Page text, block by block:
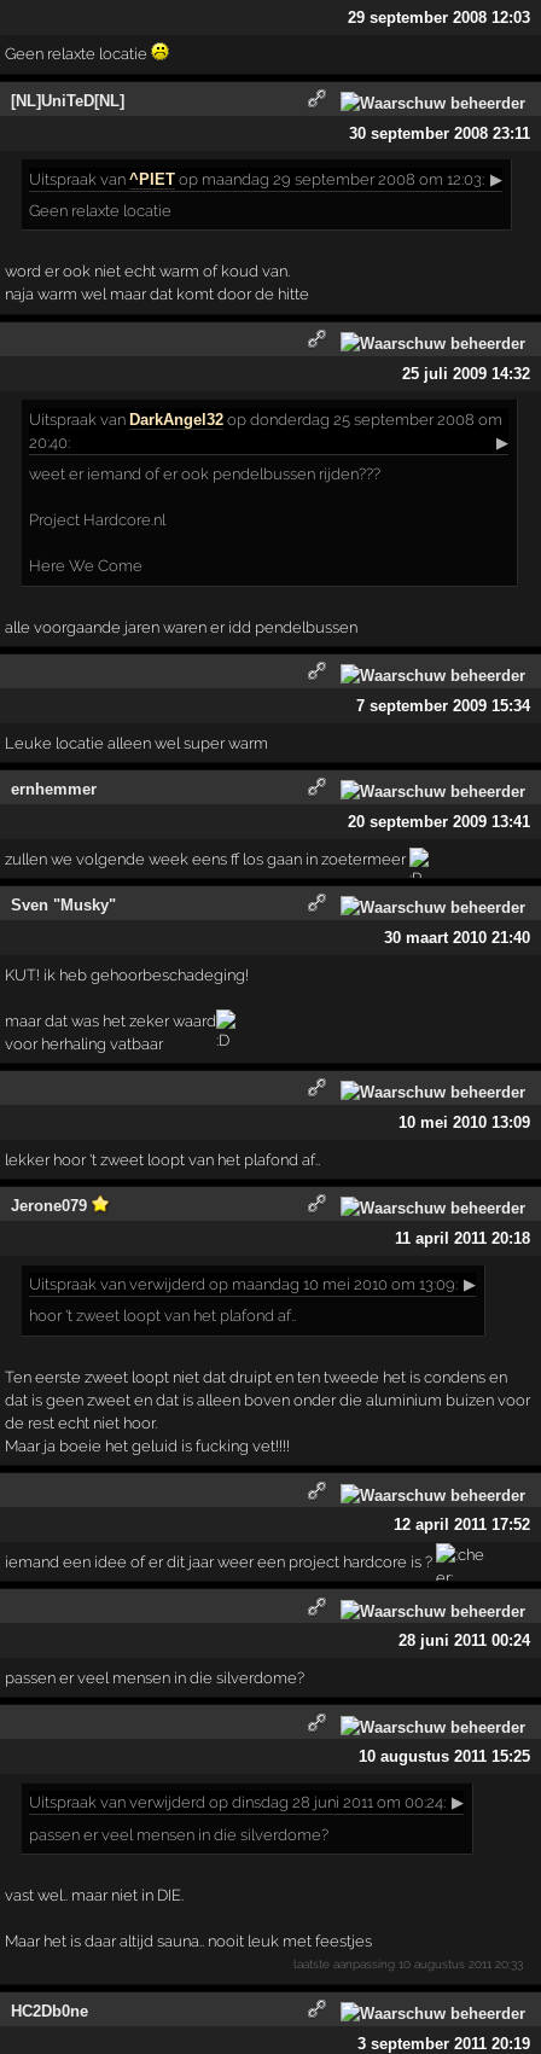
29 september 2008 12:03
Geen relaxte locatie
[NL]UniTeD[NL]
30 september 2008 23:11
Uitspraak van^PIET op maandag 29 september 2008 om 12:03: ▶
Geen relaxte locatie
word er ook niet echt warm of koud van.
naja warm wel maar dat komt door de hitte
25 juli 2009 14:32
Uitspraak van DarkAngel32 op donderdag 25 september 2008 om
20:40:
▶
weet er iemand of er ook pendelbussen rijden???
Project Hardcore.nl
Here We Come
alle voorgaande jaren waren er idd pendelbussen
7 september 2009 15:34
Leuke locatie alleen wel super warm
ernhemmer
20 september 2009 13:41
zullen we volgende week eens ff los gaan in zoetermeer
Sven "Musky"
30 maart 2010 21:40
KUT! ik heb gehoorbeschadeging!
maar dat was het zeker waard
voor herhaling vatbaar
10 mei 2010 13:09
lekker hoor 't zweet loopt van het plafond af..
Jerone079
11 april 2011 20:18
Uitspraak van verwijderd op maandag 10 mei 2010 om 13:09: ▶
hoor 't zweet loopt van het plafond af..
Ten eerste zweet loopt niet dat druipt en ten tweede het is condens en
dat is geen zweet en dat is alleen boven onder die aluminium buizen voor
de rest echt niet hoor.
Maar ja boeie het geluid is fucking vet!!!!
12 april 2011 17:52
iemand een idee of er dit jaar weer een project hardcore is ?
28 juni 2011 00:24
passen er veel mensen in die silverdome?
10 augustus 2011 15:25
Uitspraak van verwijderd op dinsdag 28 juni 2011 om 00:24: ▶
passen er veel mensen in die silverdome?
vast wel.. maar niet in DIE.
Maar het is daar altijd sauna.. nooit leuk met feestjes
laatste aanpassing10 augustus 2011 20:33
HC2Db0ne
3 september 2011 20:19